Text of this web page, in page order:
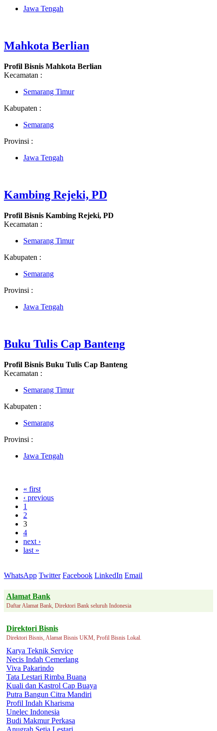
Jawa Tengah
Mahkota Berlian
Profil Bisnis Mahkota Berlian
Kecamatan :
Semarang Timur
Kabupaten :
Semarang
Provinsi :
Jawa Tengah
Kambing Rejeki, PD
Profil Bisnis Kambing Rejeki, PD
Kecamatan :
Semarang Timur
Kabupaten :
Semarang
Provinsi :
Jawa Tengah
Buku Tulis Cap Banteng
Profil Bisnis Buku Tulis Cap Banteng
Kecamatan :
Semarang Timur
Kabupaten :
Semarang
Provinsi :
Jawa Tengah
« first
‹ previous
1
2
3
4
next ›
last »
WhatsApp Twitter Facebook LinkedIn Email
Alamat Bank
Daftar Alamat Bank, Direktori Bank seluruh Indonesia
Direktori Bisnis
Direktori Bisnis, Alamat Bisnis UKM, Profil Bisnis Lokal.
Karya Teknik Service
Necis Indah Cemerlang
Viva Pakarindo
Tata Lestari Rimba Buana
Kuali dan Kastrol Cap Buaya
Putra Bangun Citra Mandiri
Profil Indah Kharisma
Unelec Indonesia
Budi Makmur Perkasa
Anugrah Setia Lestari